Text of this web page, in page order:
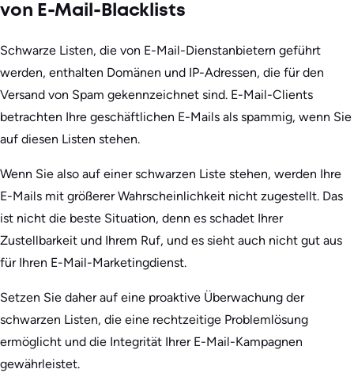
von E-Mail-Blacklists
Schwarze Listen, die von E-Mail-Dienstanbietern geführt
werden, enthalten Domänen und IP-Adressen, die für den
Versand von Spam gekennzeichnet sind. E-Mail-Clients
betrachten Ihre geschäftlichen E-Mails als spammig, wenn Sie
auf diesen Listen stehen.
Wenn Sie also auf einer schwarzen Liste stehen, werden Ihre
E-Mails mit größerer Wahrscheinlichkeit nicht zugestellt. Das
ist nicht die beste Situation, denn es schadet Ihrer
Zustellbarkeit und Ihrem Ruf, und es sieht auch nicht gut aus
für Ihren E-Mail-Marketingdienst.
Setzen Sie daher auf eine proaktive Überwachung der
schwarzen Listen, die eine rechtzeitige Problemlösung
ermöglicht und die Integrität Ihrer E-Mail-Kampagnen
gewährleistet.